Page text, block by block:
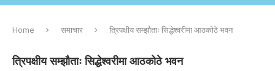
Home समाचार त्रिपक्षीय सम्झौताः सिद्धेश्वरीमा आठकोठे भवन
त्रिपक्षीय सम्झौताः सिद्धेश्वरीमा आठकोठे भवन